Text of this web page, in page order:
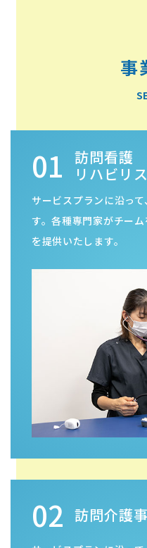
01 リハビリ
サービスプランに沿っ
す。各種専門家がチー
を提供いたします。
02 訪問介護
サービスプランに沿っ
す。安心と質の高いケ